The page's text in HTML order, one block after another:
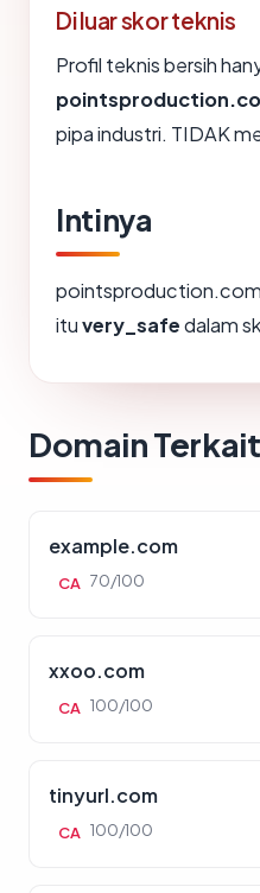
Di luar skor teknis
Profil teknis bersih
pipa industri. TIDAK
Intinya
pointsproduction.com
ituvery_safedalam
Domain Terkait
example.com
CA 70/100
xxoo.com
CA 100/100
tinyurl.com
CA 100/100